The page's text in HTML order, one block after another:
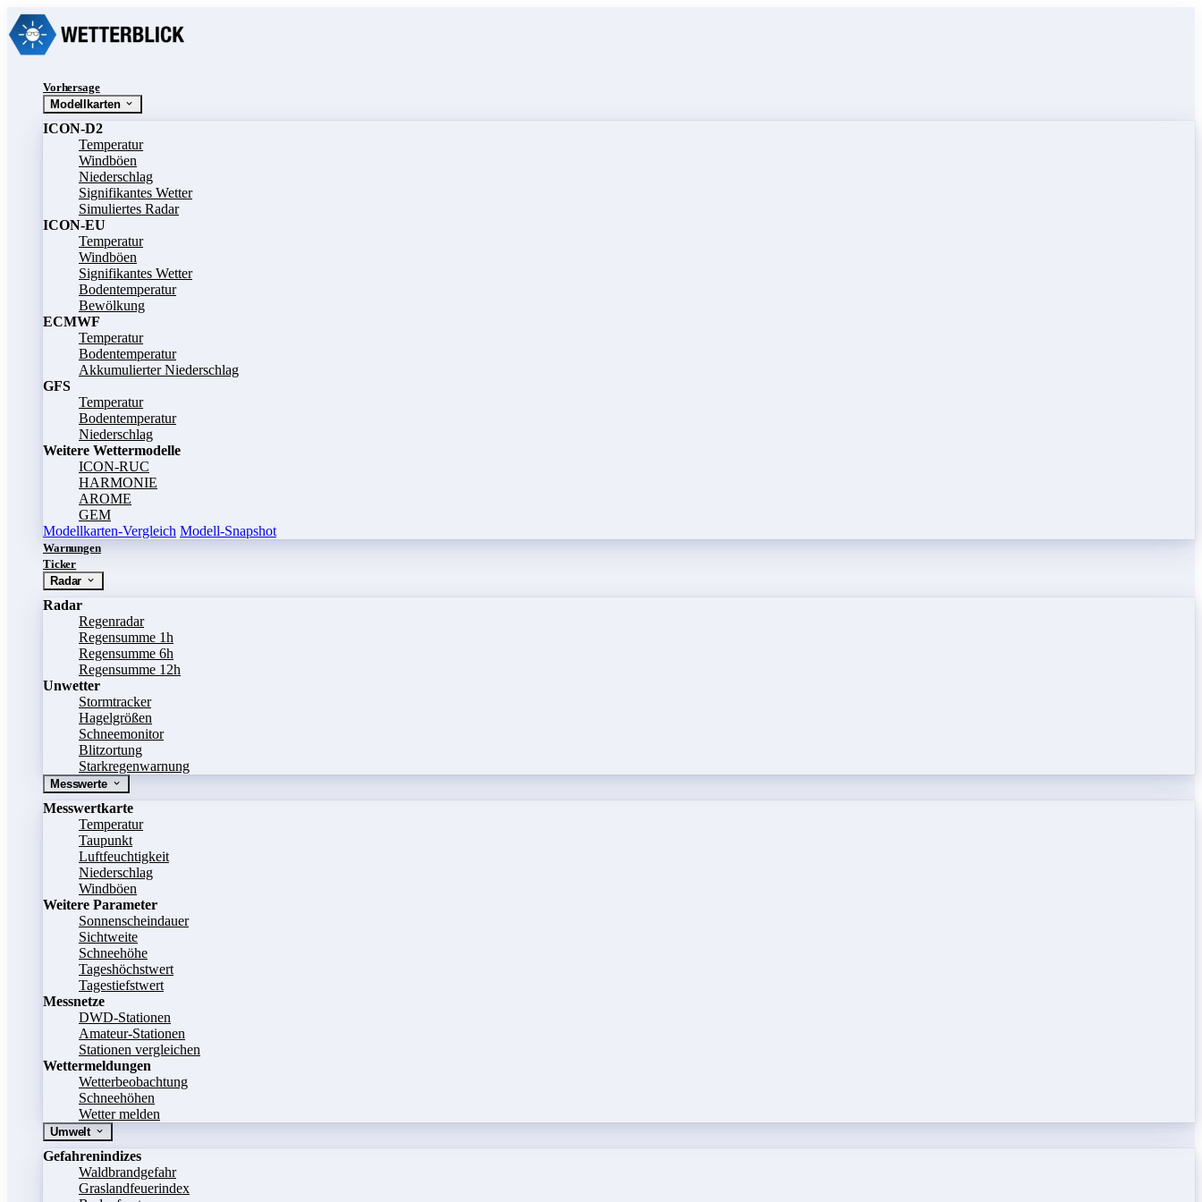
Vorhersage
Modellkarten
ICON-D2
Temperatur
Windböen
Niederschlag
Signifikantes Wetter
Simuliertes Radar
ICON-EU
Temperatur
Windböen
Signifikantes Wetter
Bodentemperatur
Bewölkung
ECMWF
Temperatur
Bodentemperatur
Akkumulierter Niederschlag
GFS
Temperatur
Bodentemperatur
Niederschlag
Weitere Wettermodelle
ICON-RUC
HARMONIE
AROME
GEM
Modellkarten-Vergleich Modell-Snapshot
Warnungen
Ticker
Radar
Radar
Regenradar
Regensumme 1h
Regensumme 6h
Regensumme 12h
Unwetter
Stormtracker
Hagelgrößen
Schneemonitor
Blitzortung
Starkregenwarnung
Messwerte
Messwertkarte
Temperatur
Taupunkt
Luftfeuchtigkeit
Niederschlag
Windböen
Weitere Parameter
Sonnenscheindauer
Sichtweite
Schneehöhe
Tageshöchstwert
Tagestiefstwert
Messnetze
DWD-Stationen
Amateur-Stationen
Stationen vergleichen
Wettermeldungen
Wetterbeobachtung
Schneehöhen
Wetter melden
Umwelt
Gefahrenindizes
Waldbrandgefahr
Graslandfeuerindex